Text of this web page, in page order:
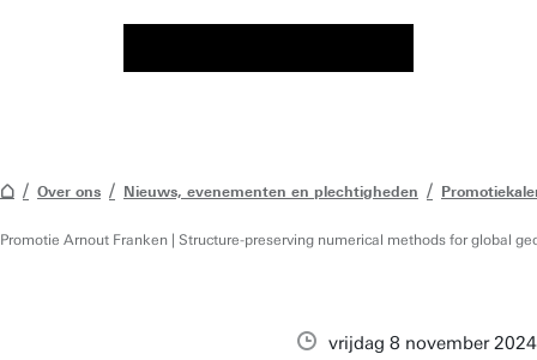
Over ons Nieuws, evenementen en plechtigheden
Promotie Arnout Franken | Structure-preserving numerical methods for global
vrijdag 8 november